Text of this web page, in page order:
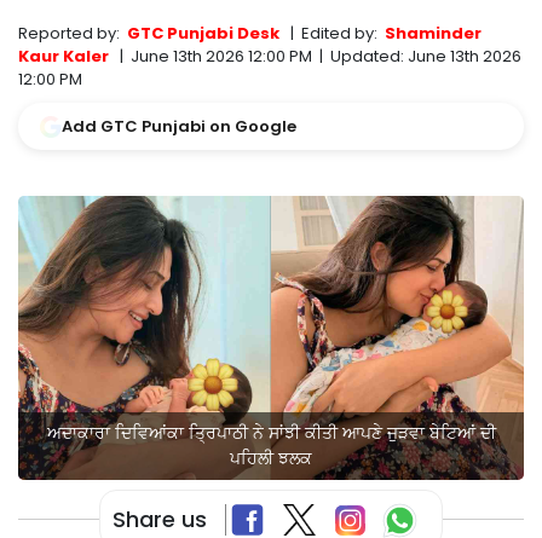
Reported by: GTC Punjabi Desk | Edited by: Shaminder
Kaur Kaler | June 13th 2026 12:00 PM | Updated: June 13th 2026
12:00 PM
Add GTC Punjabi on Google
ਅਦਾਕਾਰਾ ਦਿਵਿਆਂਕਾ ਤ੍ਰਿਪਾਠੀ ਨੇ ਸਾਂਝੀ ਕੀਤੀ ਆਪਣੇ ਜੁੜਵਾ ਬੇਟਿਆਂ ਦੀ
ਪਹਿਲੀ ਝਲਕ
Share us